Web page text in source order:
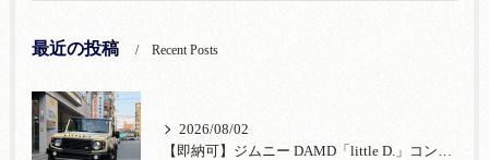
最近の投稿 Recent Posts
2026/08/02
【即納可】ジムニー DAMD「little D.」コンプリート！登録済未使用車あり